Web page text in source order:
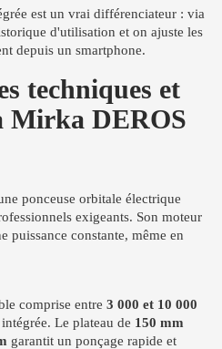
est un vrai différenciateur : via
d'utilisation et on ajuste les
depuis un smartphone.
techniques et
Mirka DEROS
ponceuse orbitale électrique
exigeants. Son moteur
puissance constante, même en
comprise entre 3 000 et 10 000
Le plateau de 150 mm
garantit un ponçage rapide et